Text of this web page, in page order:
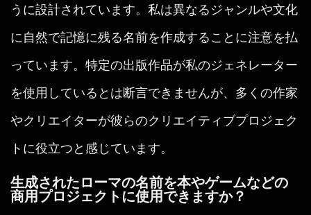
うに設計されています。私は異なるジャンルや文化
に自然で記憶に残る名前を作成することに注意を払
っています。特定の出版作品が私のジェネレーター
を使用しているとは断言できませんが、多くの作家
やクリエイターが彼らのクリエイティブプロジェク
トに役立つと感じています。
生成されたローマの名前を本やゲームなどの
商用プロジェクトに使用できますか？